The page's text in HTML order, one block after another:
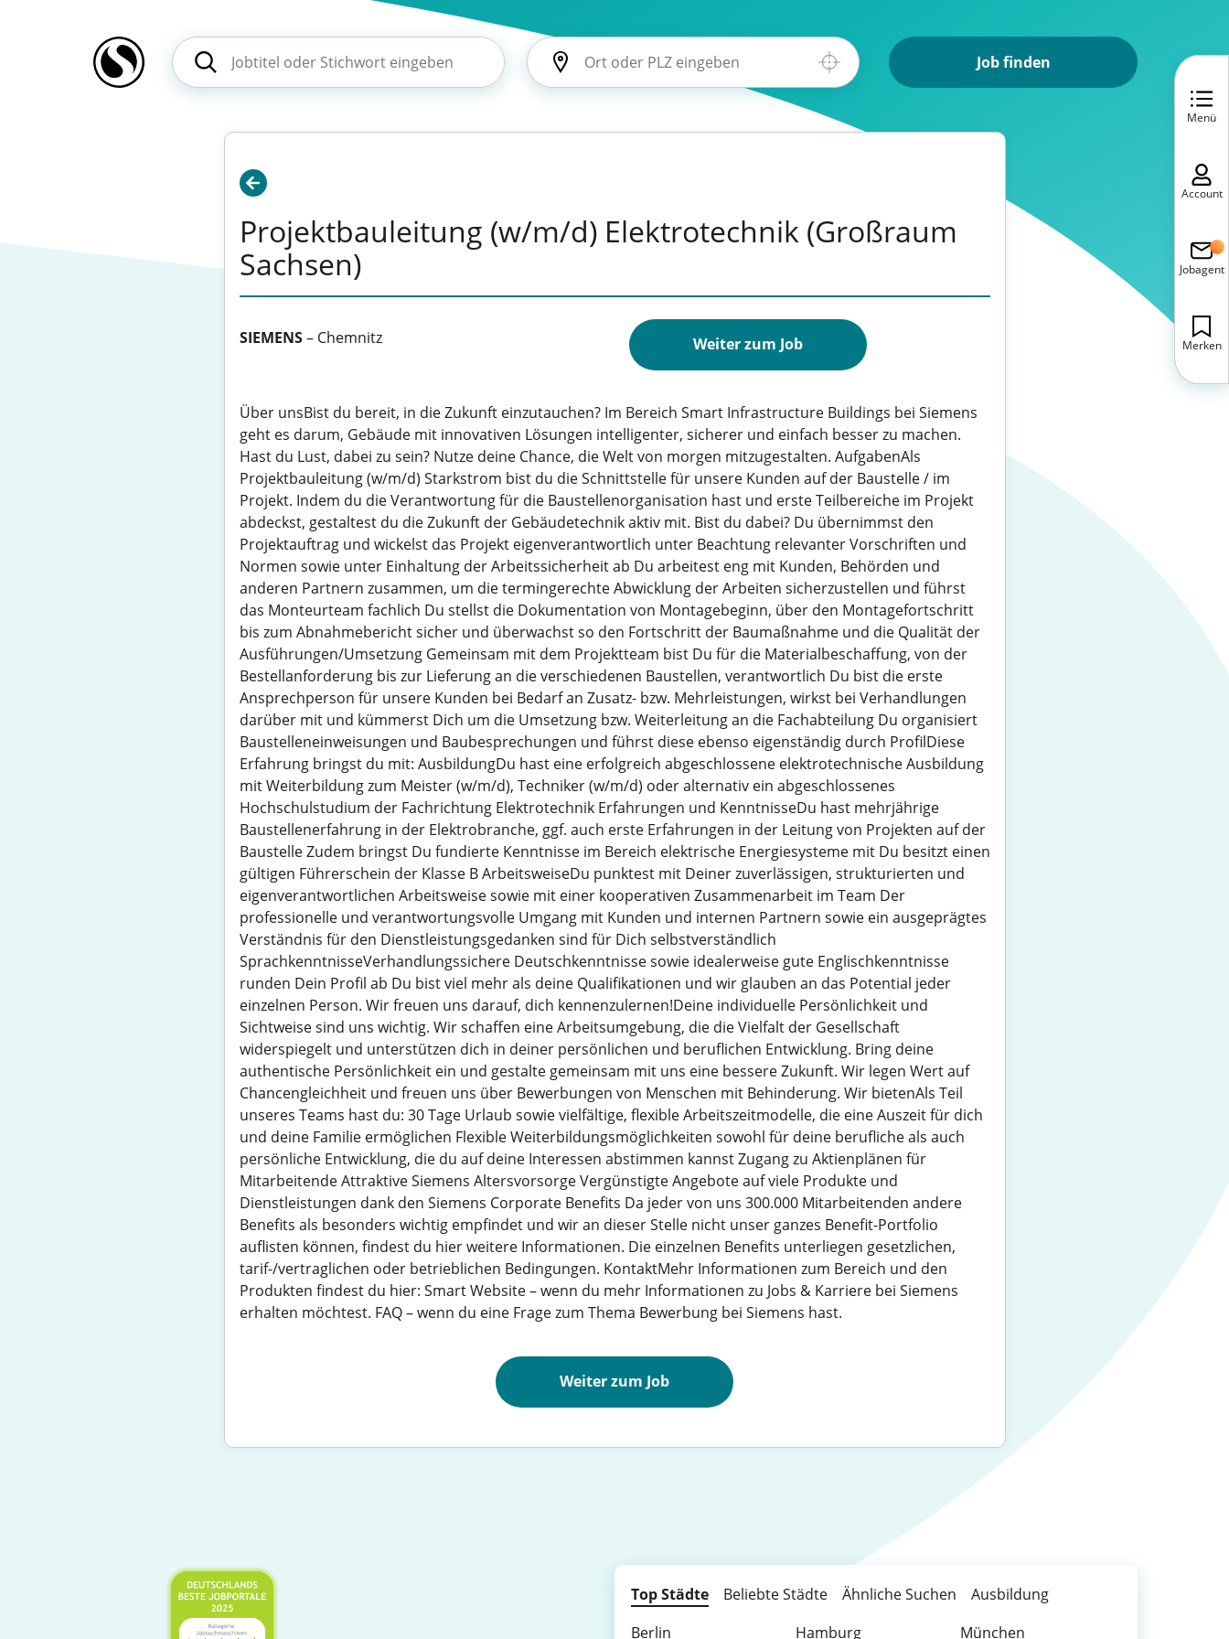
Job finden
Projektbauleitung (w/m/d) Elektrotechnik (Großraum
Sachsen)
SIEMENS– Chemnitz Weiter zum Job
Über unsBist du bereit, in die Zukunft einzutauchen? Im Bereich Smart Infrastructure Buildings bei Siemens
geht es darum, Gebäude mit innovativen Lösungen intelligenter, sicherer und einfach besser zu machen.
Hast du Lust, dabei zu sein? Nutze deine Chance, die Welt von morgen mitzugestalten. AufgabenAls
Projektbauleitung (w/m/d) Starkstrom bist du die Schnittstelle für unsere Kunden auf der Baustelle / im
Projekt. Indem du die Verantwortung für die Baustellenorganisation hast und erste Teilbereiche im Projekt
abdeckst, gestaltest du die Zukunft der Gebäudetechnik aktiv mit. Bist du dabei? Du übernimmst den
Projektauftrag und wickelst das Projekt eigenverantwortlich unter Beachtung relevanter Vorschriften und
Normen sowie unter Einhaltung der Arbeitssicherheit ab Du arbeitest eng mit Kunden, Behörden und
anderen Partnern zusammen, um die termingerechte Abwicklung der Arbeiten sicherzustellen und führst
das Monteurteam fachlich Du stellst die Dokumentation von Montagebeginn, über den Montagefortschritt
bis zum Abnahmebericht sicher und überwachst so den Fortschritt der Baumaßnahme und die Qualität der
Ausführungen/Umsetzung Gemeinsam mit dem Projektteam bist Du für die Materialbeschaffung, von der
Bestellanforderung bis zur Lieferung an die verschiedenen Baustellen, verantwortlich Du bist die erste
Ansprechperson für unsere Kunden bei Bedarf an Zusatz- bzw. Mehrleistungen, wirkst bei Verhandlungen
darüber mit und kümmerst Dich um die Umsetzung bzw. Weiterleitung an die Fachabteilung Du organisiert
Baustelleneinweisungen und Baubesprechungen und führst diese ebenso eigenständig durch ProfilDiese
Erfahrung bringst du mit: AusbildungDu hast eine erfolgreich abgeschlossene elektrotechnische Ausbildung
mit Weiterbildung zum Meister (w/m/d), Techniker (w/m/d) oder alternativ ein abgeschlossenes
Hochschulstudium der Fachrichtung Elektrotechnik Erfahrungen und KenntnisseDu hast mehrjährige
Baustellenerfahrung in der Elektrobranche, ggf. auch erste Erfahrungen in der Leitung von Projekten auf der
Baustelle Zudem bringst Du fundierte Kenntnisse im Bereich elektrische Energiesysteme mit Du besitzt einen
gültigen Führerschein der Klasse B ArbeitsweiseDu punktest mit Deiner zuverlässigen, strukturierten und
eigenverantwortlichen Arbeitsweise sowie mit einer kooperativen Zusammenarbeit im Team Der
professionelle und verantwortungsvolle Umgang mit Kunden und internen Partnern sowie ein ausgeprägtes
Verständnis für den Dienstleistungsgedanken sind für Dich selbstverständlich
SprachkenntnisseVerhandlungssichere Deutschkenntnisse sowie idealerweise gute Englischkenntnisse
runden Dein Profil ab Du bist viel mehr als deine Qualifikationen und wir glauben an das Potential jeder
einzelnen Person. Wir freuen uns darauf, dich kennenzulernen!Deine individuelle Persönlichkeit und
Sichtweise sind uns wichtig. Wir schaffen eine Arbeitsumgebung, die die Vielfalt der Gesellschaft
widerspiegelt und unterstützen dich in deiner persönlichen und beruflichen Entwicklung. Bring deine
authentische Persönlichkeit ein und gestalte gemeinsam mit uns eine bessere Zukunft. Wir legen Wert auf
Chancengleichheit und freuen uns über Bewerbungen von Menschen mit Behinderung. Wir bietenAls Teil
unseres Teams hast du: 30 Tage Urlaub sowie vielfältige, flexible Arbeitszeitmodelle, die eine Auszeit für dich
und deine Familie ermöglichen Flexible Weiterbildungsmöglichkeiten sowohl für deine berufliche als auch
persönliche Entwicklung, die du auf deine Interessen abstimmen kannst Zugang zu Aktienplänen für
Mitarbeitende Attraktive Siemens Altersvorsorge Vergünstigte Angebote auf viele Produkte und
Dienstleistungen dank den Siemens Corporate Benefits Da jeder von uns 300.000 Mitarbeitenden andere
Benefits als besonders wichtig empfindet und wir an dieser Stelle nicht unser ganzes Benefit-Portfolio
auflisten können, findest du hier weitere Informationen. Die einzelnen Benefits unterliegen gesetzlichen,
tarif-/vertraglichen oder betrieblichen Bedingungen. KontaktMehr Informationen zum Bereich und den
Produkten findest du hier: Smart Website – wenn du mehr Informationen zu Jobs & Karriere bei Siemens
erhalten möchtest. FAQ – wenn du eine Frage zum Thema Bewerbung bei Siemens hast.
Weiter zum Job
Menü
Account
Jobagent
Merken
Top Städte Beliebte Städte Ähnliche Suchen
Ausbildung
Berlin
Hamburg München